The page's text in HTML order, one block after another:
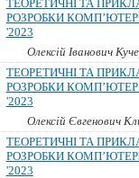
ТЕОРЕТИЧНІ ТА
РОЗРОБКИ
'2023
Олексій Іванович
ТЕОРЕТИЧНІ ТА
РОЗРОБКИ
'2023
Олексій Євгенович
ТЕОРЕТИЧНІ ТА
РОЗРОБКИ
'2023